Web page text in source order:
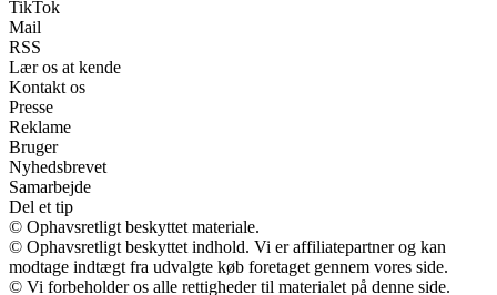
TikTok
Mail
RSS
Lær os at kende
Kontakt os
Presse
Reklame
Bruger
Nyhedsbrevet
Samarbejde
Del et tip
© Ophavsretligt beskyttet materiale.
© Ophavsretligt beskyttet indhold. Vi er affiliatepartner og kan
modtage indtægt fra udvalgte køb foretaget gennem vores side.
© Vi forbeholder os alle rettigheder til materialet på denne side.